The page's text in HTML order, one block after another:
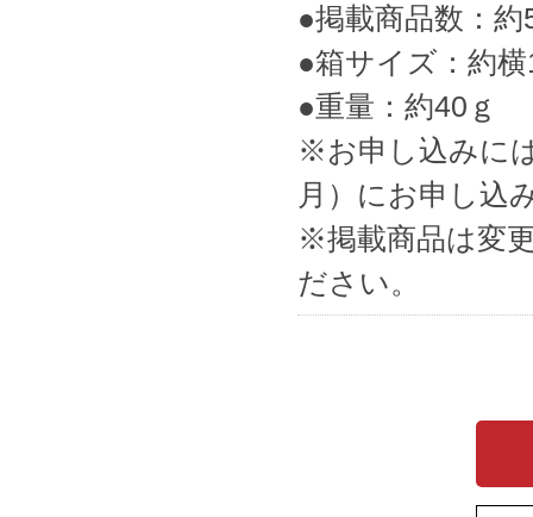
●掲載商品数：約
●箱サイズ：約
●重量：約40ｇ
※お申し込みに
月）にお申し込
※掲載商品は変
ださい。